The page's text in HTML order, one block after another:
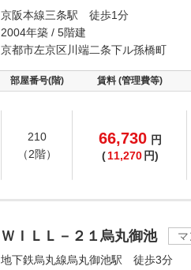
京阪本線三条駅 徒歩1分
2004年築 / 5階建
京都市左京区川端二条下ル孫橋町
部屋番号(階) 賃料 (管理費等)
210
（2階）
66,730 円
( 11,270 円)
ＷＩＬＬ－２１烏丸御池
地下鉄烏丸線烏丸御池駅 徒歩3分